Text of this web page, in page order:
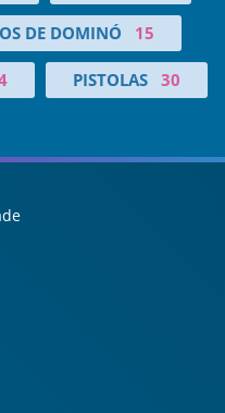
DE DOMINÓ 15
PISTOLAS 30